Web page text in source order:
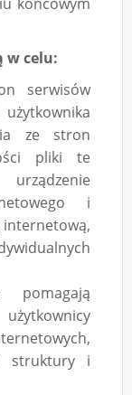
w celu:
serwisów
ze stron
pliki te
i
pomagają
struktury i